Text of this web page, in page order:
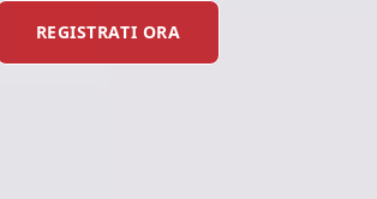
REGISTRATI ORA